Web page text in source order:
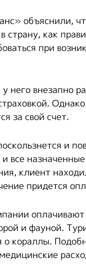
объяснили,
страну, как
при
него внезапно
за свой счет.
и
все
клиент
придется
и фауной.
кораллы.